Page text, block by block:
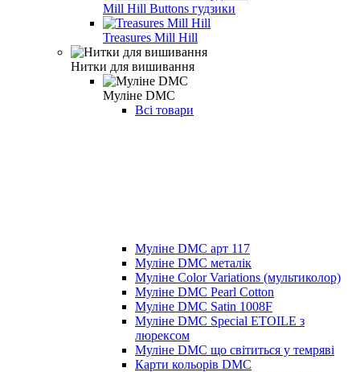
Mill Hill Buttons гудзики
Treasures Mill Hill
Нитки для вишивання
Муліне DMC
Всі товари
Муліне DMC арт 117
Муліне DMC металік
Муліне Color Variations (мультиколор)
Муліне DMC Pearl Cotton
Муліне DMC Satin 1008F
Муліне DMC Special ETOILE з
люрексом
Муліне DMC що світиться у темряві
Карти кольорів DMC